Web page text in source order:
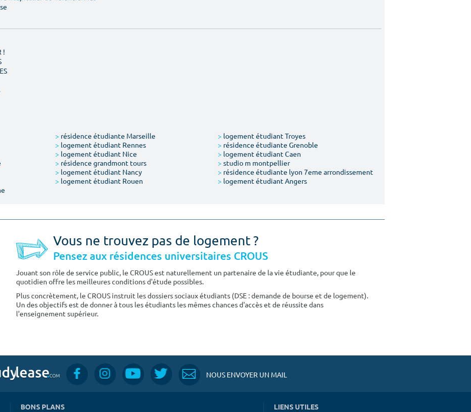
!
> résidence étudiante Marseille > logement étudiant Troyes
> logement étudiant Rennes > résidence étudiante Grenoble
> logement étudiant Nice > logement étudiant Caen
> résidence grandmont tours > studio m montpellier
> logement étudiant Nancy > résidence étudiante lyon 7eme arrondissement
> logement étudiant Rouen > logement étudiant Angers
Vous ne trouvez pas de logement ?
Pensez aux résidences universitaires CROUS
Jouant son rôle de service public, le CROUS est naturellement un partenaire de la vie étudiante, pour que le
quotidien offre les meilleures conditions d'étude possibles.
Plus concrètement, le CROUS instruit les dossiers sociaux étudiants (DSE : demande de bourse et de logement).
Un des objectifs est de donner à tous les étudiants les mêmes chances d'accès et de réussite dans
l'enseignement supérieur.
NOUS ENVOYER UN MAIL
BONS PLANS LIENS UTILES